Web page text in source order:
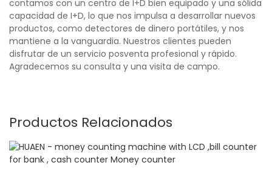
contamos con un centro de I+D bien equipado y una sólida
capacidad de I+D, lo que nos impulsa a desarrollar nuevos
productos, como detectores de dinero portátiles, y nos
mantiene a la vanguardia. Nuestros clientes pueden
disfrutar de un servicio posventa profesional y rápido.
Agradecemos su consulta y una visita de campo.
Productos Relacionados